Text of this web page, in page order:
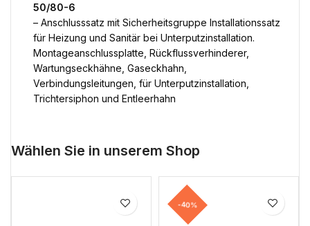
50/80-6
– Anschlusssatz mit Sicherheitsgruppe Installationssatz
für Heizung und Sanitär bei Unterputzinstallation.
Montageanschlussplatte, Rückflussverhinderer,
Wartungseckhähne, Gaseckhahn,
Verbindungsleitungen, für Unterputzinstallation,
Trichtersiphon und Entleerhahn
Wählen Sie in unserem Shop
-40%